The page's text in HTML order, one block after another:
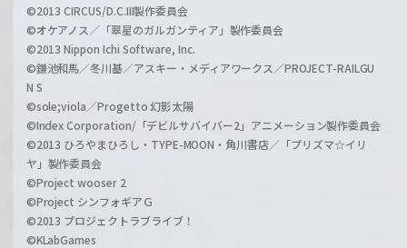
©2013 CIRCUS/D.C.III製作委員会
©オケアノス／「翠星のガルガンティア」製作委員会
©2013 Nippon Ichi Software, Inc.
©鎌池和馬／冬川基／アスキー・メディアワークス／PROJECT-RAILGU
N S
©sole;viola／Progetto 幻影太陽
©Index Corporation/「デビルサバイバー2」アニメーション製作委員会
©2013 ひろやまひろし・TYPE-MOON・角川書店／「プリズマ☆イリ
ヤ」製作委員会
©Project wooser 2
©Project シンフォギアＧ
©2013 プロジェクトラブライブ！
©KLabGames